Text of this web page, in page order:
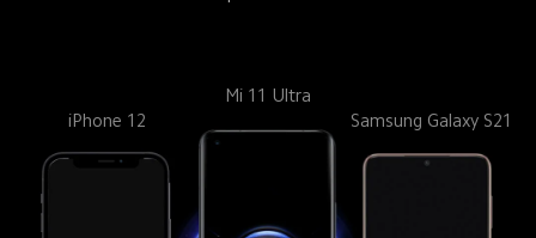
Samsung Galaxy S21
Mi 11 Ultra
iPhone 12